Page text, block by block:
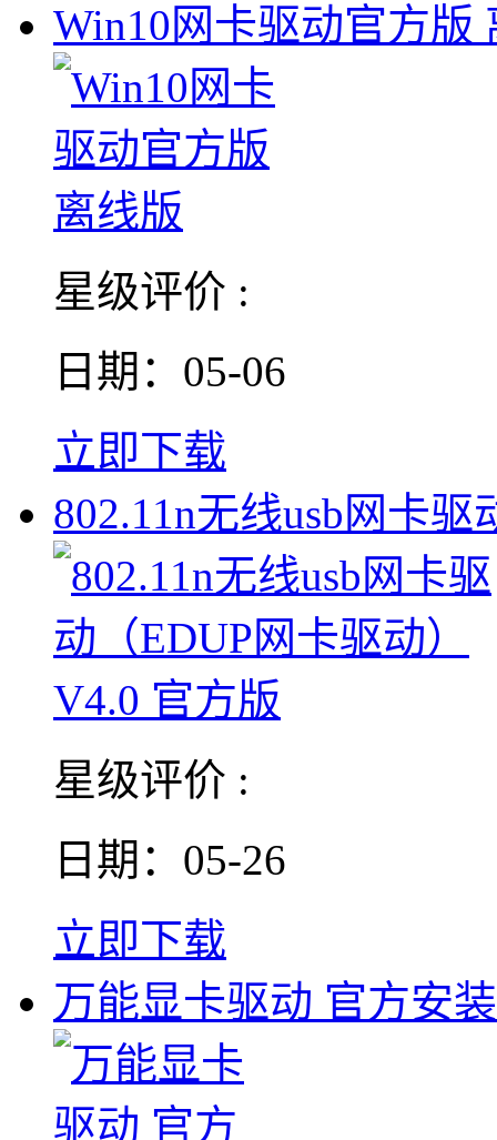
Win10网卡驱动官方版
星级评价 :
日期：05-06
立即下载
802.11n无线usb网卡驱
星级评价 :
日期：05-26
立即下载
万能显卡驱动 官方安